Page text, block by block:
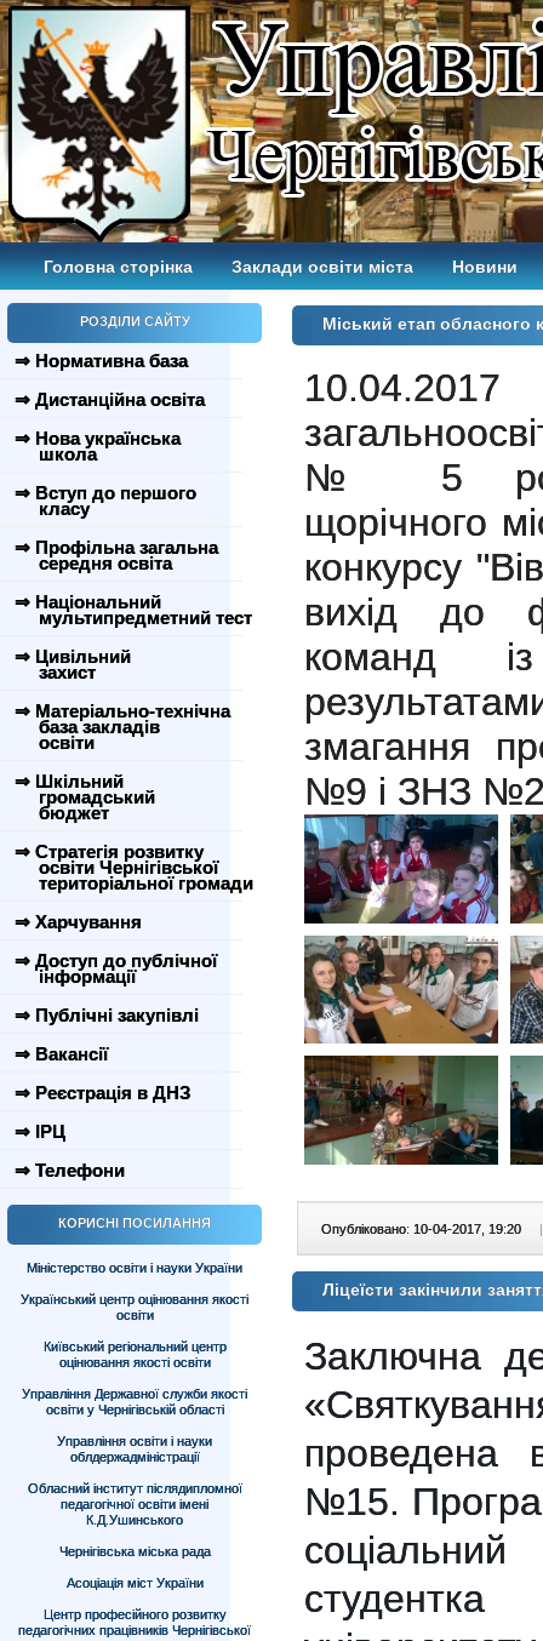
Головна сторінка Заклади освіти міста Новини
РОЗДІЛИ САЙТУ
⇒ Нормативна база
⇒ Дистанційна освіта
⇒ Нова українська
школа
⇒ Вступ до першого
класу
⇒ Профільна загальна
середня освіта
⇒ Національний
мультипредметний тест
⇒ Цивільний
захист
⇒ Матеріально-технічна
база закладів
освіти
⇒ Шкільний
громадський
бюджет
⇒ Стратегія розвитку
освіти Чернігівської
територіальної громади
⇒ Харчування
⇒ Доступ до публічної
інформації
⇒ Публічні закупівлі
⇒ Вакансії
⇒ Реєстрація в ДНЗ
⇒ ІРЦ
⇒ Телефони
КОРИСНІ ПОСИЛАННЯ
Міністерство освіти і науки України
Український центр оцінювання якості
освіти
Київський регіональний центр
оцінювання якості освіти
Управління Державної служби якості
освіти у Чернігівській області
Управління освіти і науки
облдержадміністрації
Обласний інститут післядипломної
педагогічної освіти імені
К.Д.Ушинського
Чернігівська міська рада
Асоціація міст України
Центр професійного розвитку
педагогічних працівників Чернігівської
Міський етап обласного
№ 5
щорічного
конкурсу
вихід до
команд
змагання
№9 і ЗНЗ
Опубліковано: 10-04-2017, 19:20 |
Ліцеїсти закінчили
Заключна
проведена
№15.
соціальний